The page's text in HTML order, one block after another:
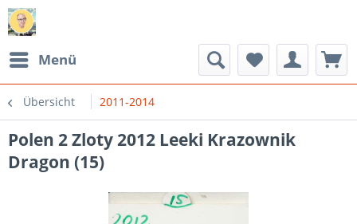
Menü
Übersicht 2011-2014
Polen 2 Zloty 2012 Leeki Krazownik
Dragon (15)